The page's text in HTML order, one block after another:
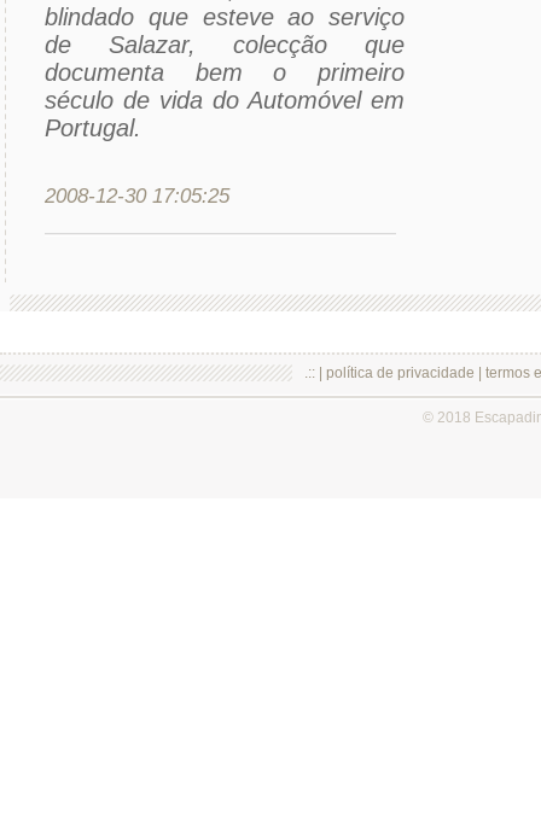
blindado que esteve ao serviço
de Salazar, colecção que
documenta bem o primeiro
século de vida do Automóvel em
Portugal.
2008-12-30 17:05:25
.:: | política de privacidade termos
© 2018